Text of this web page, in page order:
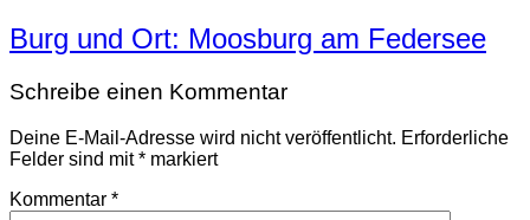
Burg und Ort: Moosburg am Federsee
Schreibe einen Kommentar
Deine E-Mail-Adresse wird nicht veröffentlicht. Erforderliche
Felder sind mit* markiert
Kommentar *